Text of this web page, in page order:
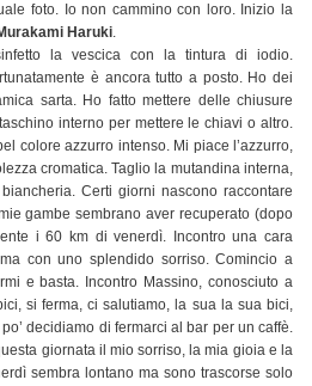
foto. Io non cammino con loro. Inizio la
Haruki.
la vescica con la tintura di iodio.
è ancora tutto a posto. Ho dei
sarta. Ho fatto mettere delle chiusure
interno per mettere le chiavi o altro.
colore azzurro intenso. Mi piace l’azzurro,
cromatica. Taglio la mutandina interna,
Certi giorni nascono raccontare
gambe sembrano aver recuperato (dopo
i 60 km di venerdì. Incontro una cara
con uno splendido sorriso. Comincio a
e basta. Incontro Massino, conosciuto a
si ferma, ci salutiamo, la sua la sua bici,
decidiamo di fermarci al bar per un caffè.
giornata il mio sorriso, la mia gioia e la
sembra lontano ma sono trascorse solo